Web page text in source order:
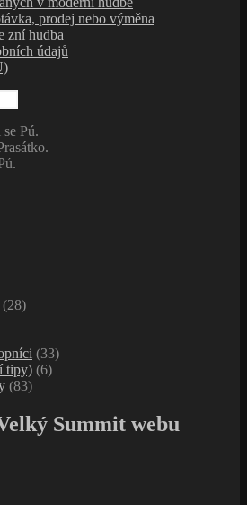
prodej nebo výměna
zní hudba
údajů
se Pú.
(28)
(33)
tipy) (6)
(83)
Summit webu